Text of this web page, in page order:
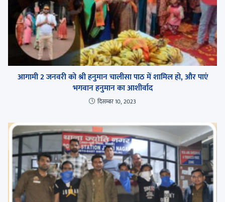
आगामी 2 जनवरी को श्री हनुमान चालीसा पाठ में शामिल हो, और पाएं
भगवान हनुमान का आशीर्वाद
दिसम्बर 10, 2023